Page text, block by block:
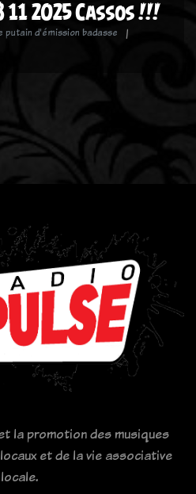
11 2025 Cassos !!!
putain d'émission badasse
la promotion des musiques
et de la vie associative
locale.